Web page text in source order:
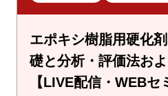
エポキシ樹脂用硬化
礎と分析・評価法お
【LIVE配信・WEBセ